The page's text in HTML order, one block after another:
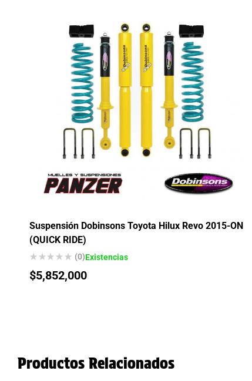
Suspensión Dobinsons Toyota Hilux Revo 2015-ON
(QUICK RIDE)
(0)Existencias
$5,852,000
Productos Relacionados